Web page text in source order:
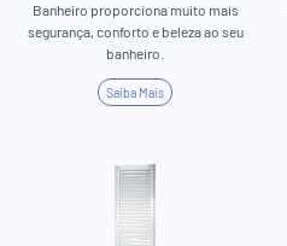
Banheiro proporciona muito mais
segurança, conforto e beleza ao seu
banheiro.
Saiba Mais